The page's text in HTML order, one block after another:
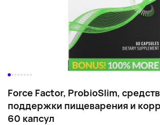
Force Factor, ProbioSlim,
поддержки пищеварения и
60 капсул